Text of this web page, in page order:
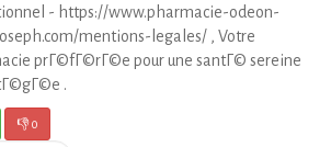
- https://www.pharmacie-odeon-
mentions-legales/ , Votre
prГ©fГ©rГ©e pour une santГ© sereine
.
👎0